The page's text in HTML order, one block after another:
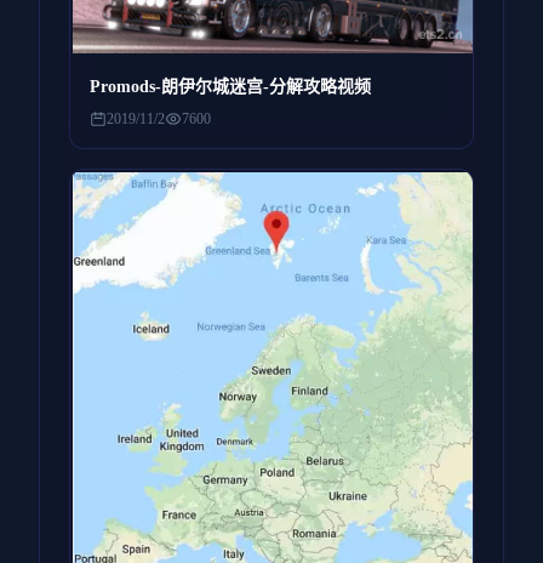
Promods-朗伊尔城迷宫-分解攻略视频
2019/11/2 7600